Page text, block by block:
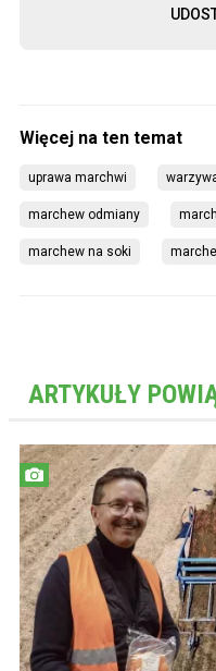
uprawa marchwi
marchew odmiany
marchew na soki
ARTYKUŁY